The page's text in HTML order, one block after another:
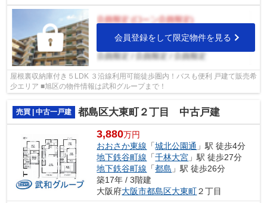
会員登録をして限定物件を見る
屋根裏収納庫付き５LDK ３沿線利用可能徒歩圏内！バスも便利 戸建て販売希
少エリア ■旭区の物件情報は武和グループまで！
売買 | 中古一戸建 都島区大東町２丁目 中古戸建
3,880万円
おおさか東線 「城北公園通 」駅 徒歩4分
地下鉄谷町線 「千林大宮 」駅 徒歩27分
地下鉄谷町線 「都島 」駅 徒歩26分
築17年 / 3階建
大阪府大阪市都島区大東町２丁目